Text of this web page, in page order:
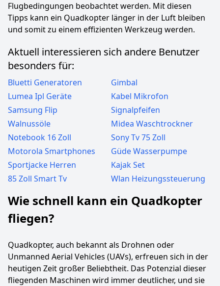
Flugbedingungen beobachtet werden. Mit diesen
Tipps kann ein Quadkopter länger in der Luft bleiben
und somit zu einem effizienten Werkzeug werden.
Aktuell interessieren sich andere Benutzer
besonders für:
Bluetti Generatoren
Gimbal
Lumea Ipl Geräte
Kabel Mikrofon
Samsung Flip
Signalpfeifen
Walnussöle
Midea Waschtrockner
Notebook 16 Zoll
Sony Tv 75 Zoll
Motorola Smartphones
Güde Wasserpumpe
Sportjacke Herren
Kajak Set
85 Zoll Smart Tv
Wlan Heizungssteuerung
Wie schnell kann ein Quadkopter
fliegen?
Quadkopter, auch bekannt als Drohnen oder
Unmanned Aerial Vehicles (UAVs), erfreuen sich in der
heutigen Zeit großer Beliebtheit. Das Potenzial dieser
fliegenden Maschinen wird immer deutlicher, und sie